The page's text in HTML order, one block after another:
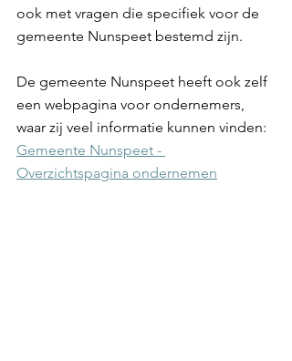
ook met vragen die specifiek voor de
gemeente Nunspeet bestemd zijn.
De gemeente Nunspeet heeft ook zelf
een webpagina voor ondernemers,
waar zij veel informatie kunnen vinden:
Gemeente Nunspeet -
Overzichtspagina ondernemen